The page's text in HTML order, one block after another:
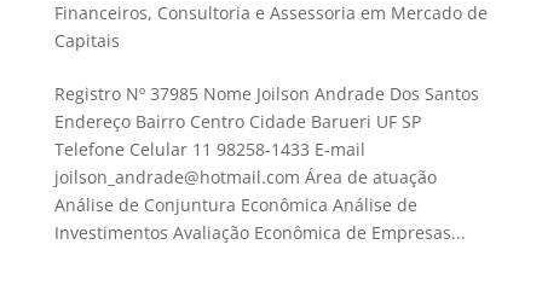
Financeiros, Consultoria e Assessoria em Mercado de
Capitais
Registro Nº 37985 Nome Joilson Andrade Dos Santos
Endereço Bairro Centro Cidade Barueri UF SP
Telefone Celular 11 98258-1433 E-mail
joilson_andrade@hotmail.com Área de atuação
Análise de Conjuntura Econômica Análise de
Investimentos Avaliação Econômica de Empresas...